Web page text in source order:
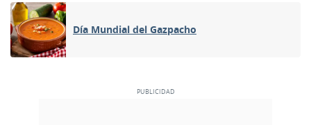
Día Mundial del Gazpacho